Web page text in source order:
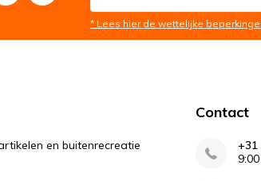
* Lees hier de wettelijke
en buitenrecreatie
Contact
+31